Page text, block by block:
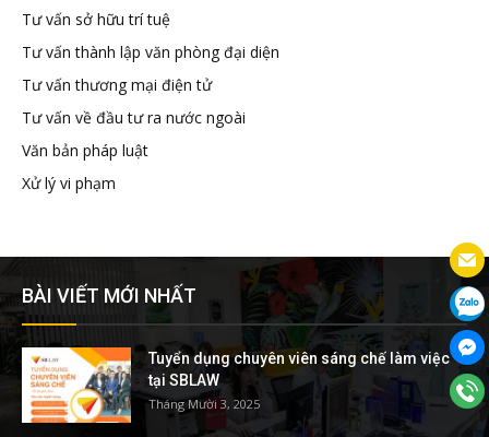
Tư vấn sở hữu trí tuệ
Tư vấn thành lập văn phòng đại diện
Tư vấn thương mại điện tử
Tư vấn về đầu tư ra nước ngoài
Văn bản pháp luật
Xử lý vi phạm
BÀI VIẾT MỚI NHẤT
Tuyển dụng chuyên viên sáng chế làm việc
tại SBLAW
Tháng Mười 3, 2025